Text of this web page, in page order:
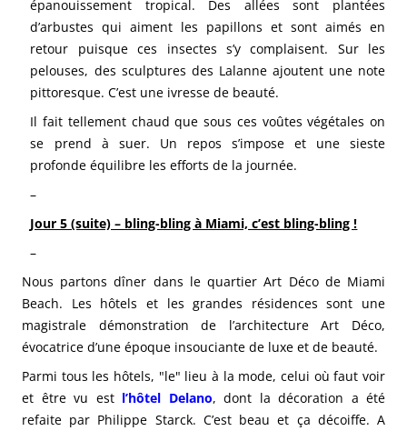
épanouissement tropical. Des allées sont plantées
d’arbustes qui aiment les papillons et sont aimés en
retour puisque ces insectes s’y complaisent. Sur les
pelouses, des sculptures des Lalanne ajoutent une note
pittoresque. C’est une ivresse de beauté.
Il fait tellement chaud que sous ces voûtes végétales on
se prend à suer. Un repos s’impose et une sieste
profonde équilibre les efforts de la journée.
–
Jour 5 (suite) – bling-bling à Miami, c’est bling-bling !
–
Nous partons dîner dans le quartier Art Déco de Miami
Beach. Les hôtels et les grandes résidences sont une
magistrale démonstration de l’architecture Art Déco,
évocatrice d’une époque insouciante de luxe et de beauté.
Parmi tous les hôtels, "le" lieu à la mode, celui où faut voir
et être vu est l’hôtel Delano, dont la décoration a été
refaite par Philippe Starck. C’est beau et ça décoiffe. A